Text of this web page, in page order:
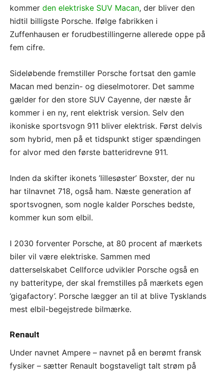
kommer den elektriske SUV Macan, der bliver den
hidtil billigste Porsche. Ifølge fabrikken i
Zuffenhausen er forudbestillingerne allerede oppe på
fem cifre.
Sideløbende fremstiller Porsche fortsat den gamle
Macan med benzin- og dieselmotorer. Det samme
gælder for den store SUV Cayenne, der næste år
kommer i en ny, rent elektrisk version. Selv den
ikoniske sportsvogn 911 bliver elektrisk. Først delvis
som hybrid, men på et tidspunkt stiger spændingen
for alvor med den første batteridrevne 911.
Inden da skifter ikonets ’lillesøster’ Boxster, der nu
har tilnavnet 718, også ham. Næste generation af
sportsvognen, som nogle kalder Porsches bedste,
kommer kun som elbil.
I 2030 forventer Porsche, at 80 procent af mærkets
biler vil være elektriske. Sammen med
datterselskabet Cellforce udvikler Porsche også en
ny batteritype, der skal fremstilles på mærkets egen
’gigafactory’. Porsche lægger an til at blive Tysklands
mest elbil-begejstrede bilmærke.
Renault
Under navnet Ampere – navnet på en berømt fransk
fysiker – sætter Renault bogstaveligt talt strøm på